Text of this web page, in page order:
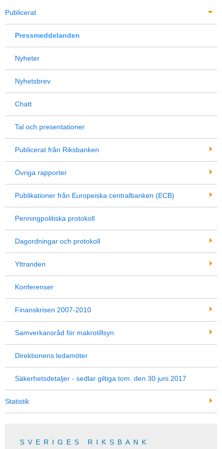
Publicerat
Pressmeddelanden
Nyheter
Nyhetsbrev
Chatt
Tal och presentationer
Publicerat från Riksbanken
Övriga rapporter
Publikationer från Europeiska centralbanken (ECB)
Penningpolitiska protokoll
Dagordningar och protokoll
Yttranden
Konferenser
Finanskrisen 2007-2010
Samverkansråd för makrotillsyn
Direktionens ledamöter
Säkerhetsdetaljer - sedlar giltiga tom. den 30 juni 2017
Statistik
SVERIGES RIKSBANK